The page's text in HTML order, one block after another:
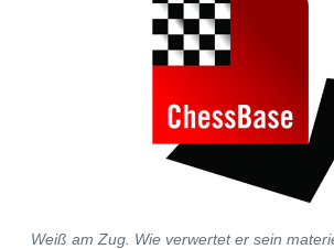
Weiß am Zug. Wie verwertet er sein